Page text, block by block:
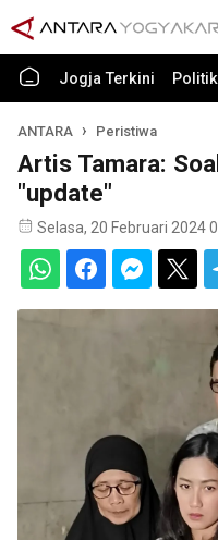
Jogja Terkini Politik
ANTARA Peristiwa
Artis Tamara:
"update"
Selasa, 20 Februari 2024